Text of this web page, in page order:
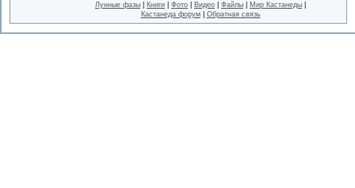
Лунные фазы Книги Фото Видео Файлы Мир Кастанеды
Кастанеда форум| Обратная связь